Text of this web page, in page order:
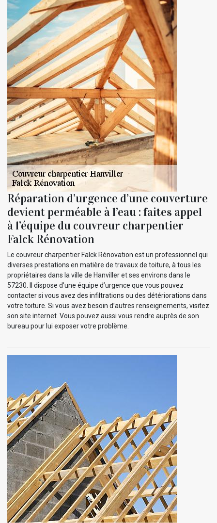
Réparation d’urgence d’une couverture
devient perméable à l’eau : faites appel
à l’équipe du couvreur charpentier
Falck Rénovation
Le couvreur charpentier Falck Rénovation est un professionnel qui
diverses prestations en matière de travaux de toiture, à tous les
propriétaires dans la ville de Hanviller et ses environs dans le
57230. Il dispose d’une équipe d’urgence que vous pouvez
contacter si vous avez des infiltrations ou des détériorations dans
votre toiture. Si vous avez besoin d’autres renseignements, visitez
son site internet. Vous pouvez aussi vous rendre auprès de son
bureau pour lui exposer votre problème.